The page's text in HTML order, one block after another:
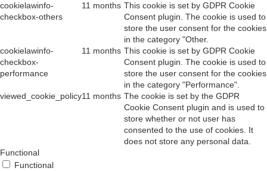
cookielawinfo-
checkbox-others
11 months This cookie is set by GDPR Cookie
Consent plugin. The cookie is used to
store the user consent for the cookies
in the category "Other.
cookielawinfo-
checkbox-
performance
11 months This cookie is set by GDPR Cookie
Consent plugin. The cookie is used to
store the user consent for the cookies
in the category "Performance".
viewed_cookie_policy11 months The cookie is set by the GDPR
Cookie Consent plugin and is used to
store whether or not user has
consented to the use of cookies. It
does not store any personal data.
Functional
Functional